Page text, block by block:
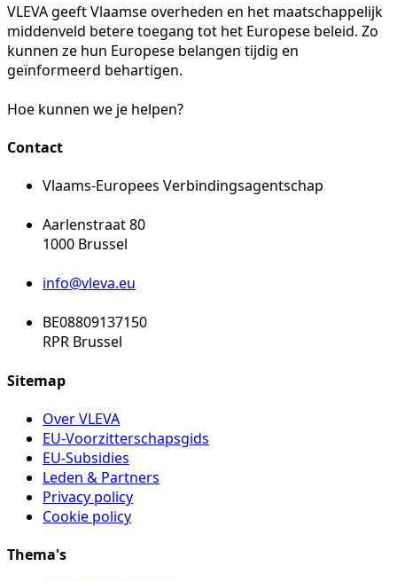
VLEVA geeft Vlaamse overheden en het maatschappelijk
middenveld betere toegang tot het Europese beleid. Zo
kunnen ze hun Europese belangen tijdig en
geïnformeerd behartigen.
Hoe kunnen we je helpen?
Contact
Vlaams-Europees Verbindingsagentschap
Aarlenstraat 80
1000 Brussel
info@vleva.eu
BE08809137150
RPR Brussel
Sitemap
Over VLEVA
EU-Voorzitterschapsgids
EU-Subsidies
Leden & Partners
Privacy policy
Cookie policy
Thema's